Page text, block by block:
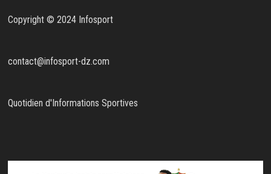
Copyright © 2024 Infosport
contact@infosport-dz.com
Quotidien d'Informations Sportives